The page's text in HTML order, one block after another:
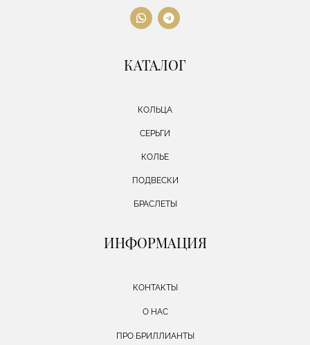
КАТАЛОГ
КОЛЬЦА
СЕРЬГИ
КОЛЬЕ
ПОДВЕСКИ
БРАСЛЕТЫ
ИНФОРМАЦИЯ
КОНТАКТЫ
О НАС
ПРО БРИЛЛИАНТЫ